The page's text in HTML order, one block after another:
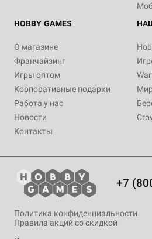
HOBBY GAMES
О магазине
Франчайзинг
Игры оптом
Корпоративные подарки
Работа у нас
Новости
Контакты
+7
Политика конфиденциальности
Правила акций со скидкой